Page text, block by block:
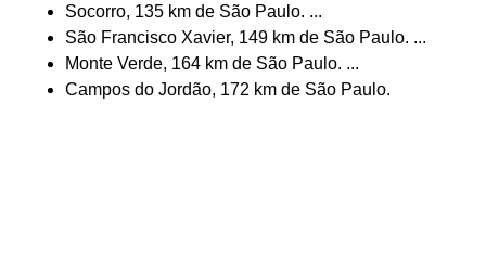
Socorro, 135 km de São Paulo. ...
São Francisco Xavier, 149 km de São Paulo. ...
Monte Verde, 164 km de São Paulo. ...
Campos do Jordão, 172 km de São Paulo.